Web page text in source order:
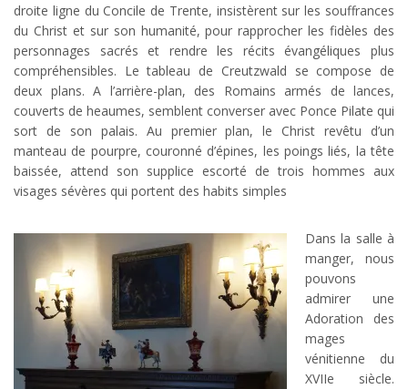
droite ligne du Concile de Trente, insistèrent sur les souffrances
du Christ et sur son humanité, pour rapprocher les fidèles des
personnages sacrés et rendre les récits évangéliques plus
compréhensibles. Le tableau de Creutzwald se compose de
deux plans. A l’arrière-plan, des Romains armés de lances,
couverts de heaumes, semblent converser avec Ponce Pilate qui
sort de son palais. Au premier plan, le Christ revêtu d’un
manteau de pourpre, couronné d’épines, les poings liés, la tête
baissée, attend son supplice escorté de trois hommes aux
visages sévères qui portent des habits simples
Dans la salle à
manger, nous
pouvons
admirer une
Adoration des
mages
vénitienne du
XVIIe siècle.